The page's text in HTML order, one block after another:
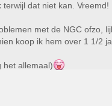
terwijl dat niet kan. Vreemd!
met de NGC ofzo,
koop ik hem over 1 1/2
het allemaal)